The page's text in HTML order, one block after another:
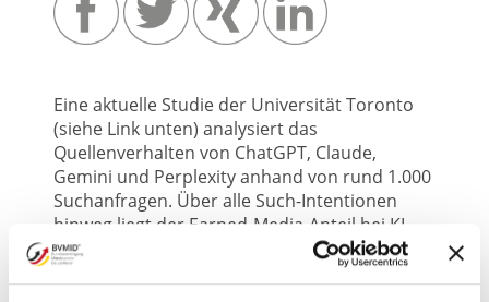
Eine aktuelle Studie der Universität Toronto
(siehe Link unten) analysiert das
Quellenverhalten von ChatGPT, Claude,
Gemini und Perplexity anhand von rund 1.000
Suchanfragen. Über alle Such-Intentionen
hinweg liegt der Earned-Media-Anteil bei KI-
Systemen deutlich höher als bei Google.